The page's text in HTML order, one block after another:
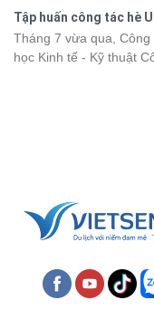
năm 2026 ngay dưới
kết, sẻ chia và lưu giữ
nhìn lại chuyến đi ngập
quên.
Tập huấn công tác hè
Đồ Sơn
Tháng 7 vừa qua,
học Kinh tế - Kỹ thuật